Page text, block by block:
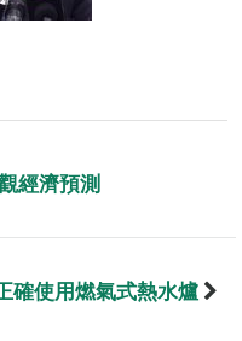
經濟預測
確使用燃氣式熱水爐